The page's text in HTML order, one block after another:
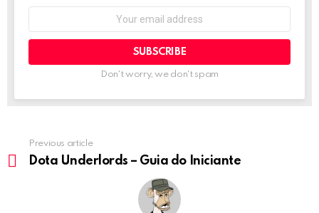
Don't worry, we don't spam
more
Previous article
Dota Underlords – Guia do Iniciante